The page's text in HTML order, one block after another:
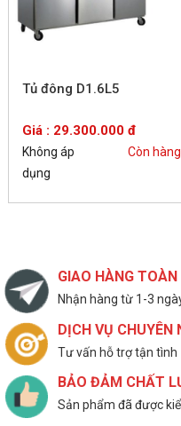
Tủ đông D1.6L5
Giá : 29.300.000 đ
Không áp
dụng
Còn hàng
GIAO HÀNG TOÀN
Nhận hàng từ 1-3
DỊCH VỤ CHUYÊN
Tư vấn hỗ trợ tận tình
BẢO ĐẢM CHẤT
Sản phẩm đã được